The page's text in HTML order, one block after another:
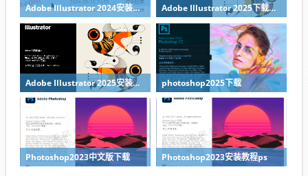
Adobe Illustrator 2024安装教程 Adobe Illustrator 2025下载AI2025下载
Adobe Illustrator 2025安装教程 photoshop2025下载
Photoshop2023中文版下载 Photoshop2023安装教程ps